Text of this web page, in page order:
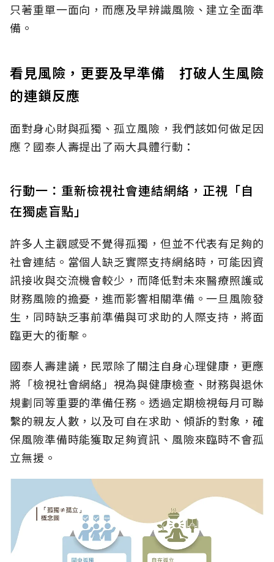
只著重單一面向，而應及早辨識風險、建立全面準
備。
看見風險，更要及早準備 打破人生風險
的連鎖反應
面對身心財與孤獨、孤立風險，我們該如何做足因
應？國泰人壽提出了兩大具體行動：
行動一：重新檢視社會連結網絡，正視「自
在獨處盲點」
許多人主觀感受不覺得孤獨，但並不代表有足夠的
社會連結。當個人缺乏實際支持網絡時，可能因資
訊接收與交流機會較少，而降低對未來醫療照護或
財務風險的擔憂，進而影響相關準備。一旦風險發
生，同時缺乏事前準備與可求助的人際支持，將面
臨更大的衝擊。
國泰人壽建議，民眾除了關注自身心理健康，更應
將「檢視社會網絡」視為與健康檢查、財務與退休
規劃同等重要的準備任務。透過定期檢視每月可聯
繫的親友人數，以及可自在求助、傾訴的對象，確
保風險準備時能獲取足夠資訊、風險來臨時不會孤
立無援。